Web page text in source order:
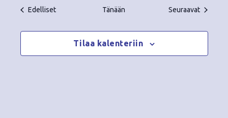
EdellisetTapahtumat Tänään Seuraavat
Tilaa kalenteriin